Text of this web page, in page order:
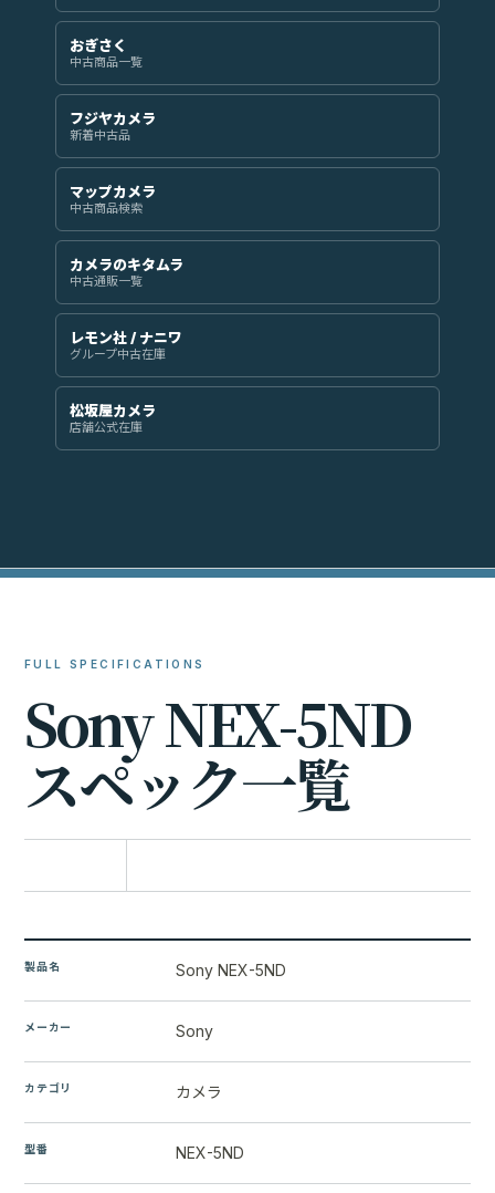
おぎさく
中古商品一覧
フジヤカメラ
新着中古品
マップカメラ
中古商品検索
カメラのキタムラ
中古通販一覧
レモン社 / ナニワ
グループ中古在庫
松坂屋カメラ
店舗公式在庫
FULL SPECIFICATIONS
SonyNEX-5ND
スペック一覧
製品名 Sony NEX-5ND
メーカー Sony
カテゴリ カメラ
型番 NEX-5ND